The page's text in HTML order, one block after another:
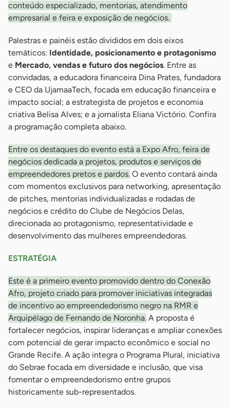
conteúdo especializado, mentorias, atendimento
empresarial e feira e exposição de negócios.
Palestras e painéis estão divididos em dois eixos
temáticos: Identidade, posicionamento e protagonismo
e Mercado, vendas e futuro dos negócios. Entre as
convidadas, a educadora financeira Dina Prates, fundadora
e CEO da UjamaaTech, focada em educação financeira e
impacto social; a estrategista de projetos e economia
criativa Belisa Alves; e a jornalista Eliana Victório. Confira
a programação completa abaixo.
Entre os destaques do evento está a Expo Afro, feira de
negócios dedicada a projetos, produtos e serviços de
empreendedores pretos e pardos. O evento contará ainda
com momentos exclusivos para networking, apresentação
de pitches, mentorias individualizadas e rodadas de
negócios e crédito do Clube de Negócios Delas,
direcionada ao protagonismo, representatividade e
desenvolvimento das mulheres empreendedoras.
ESTRATÉGIA
Este é a primeiro evento promovido dentro do Conexão
Afro, projeto criado para promover iniciativas integradas
de incentivo ao empreendedorismo negro na RMR e
Arquipélago de Fernando de Noronha. A proposta é
fortalecer negócios, inspirar lideranças e ampliar conexões
com potencial de gerar impacto econômico e social no
Grande Recife. A ação integra o Programa Plural, iniciativa
do Sebrae focada em diversidade e inclusão, que visa
fomentar o empreendedorismo entre grupos
historicamente sub-representados.